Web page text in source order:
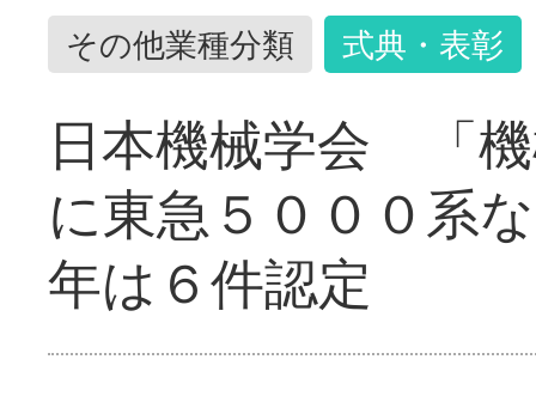
その他業種分類 式典・表彰
日本機械学会 「
に東急５０００系
年は６件認定